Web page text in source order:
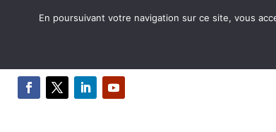
En poursuivant votre navigation sur ce site, vous